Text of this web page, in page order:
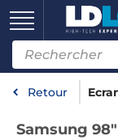
Retour
Samsung